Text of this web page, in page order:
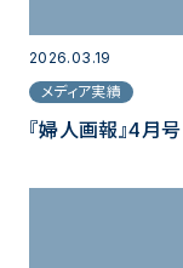
2026.03.19
メディア実績
『婦人画報』4月号